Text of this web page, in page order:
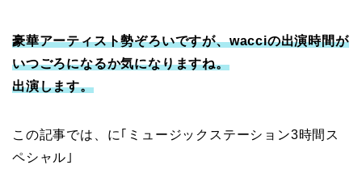
豪華アーティスト勢ぞろいですが、wacciの出演時間が
いつごろになるか気になりますね。
出演します。
この記事では、に｢ミュージックステーション3時間ス
ペシャル｣